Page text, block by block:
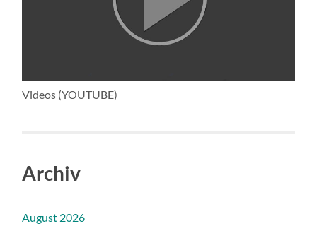
Videos (YOUTUBE)
Archiv
August 2026